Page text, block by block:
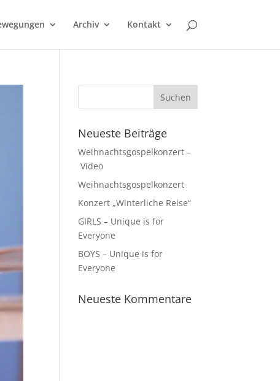
Archiv Kontakt
Neueste Beiträge
Weihnachtsgospelkonzert –
Video
Weihnachtsgospelkonzert
Konzert „Winterliche Reise“
GIRLS – Unique is for
Everyone
BOYS – Unique is for
Everyone
Neueste Kommentare